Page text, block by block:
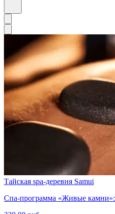
Тайская spa-деревня Samui
Спа-программа «Живые камни»: